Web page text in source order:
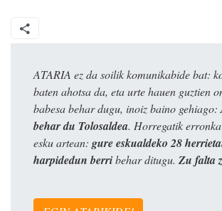
ATARIA ez da soilik komunikabide bat:
baten ahotsa da, eta urte hauen guztien
babesa behar dugu, inoiz baino gehiago:
behar du Tolosaldea. Horregatik
esku artean: gure eskualdeko 28
harpidedun berribehar ditugu. Zu falta